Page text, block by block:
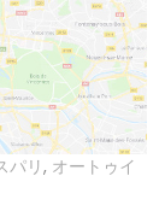
パリ, オートゥイ